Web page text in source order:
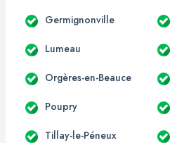
Germignonville
Lumeau
Orgères-en-Beauce
Poupry
Tillay-le-Péneux